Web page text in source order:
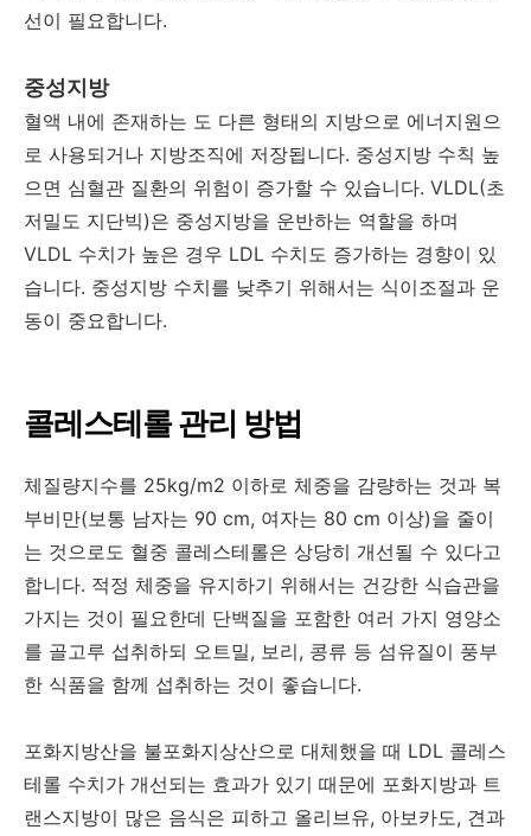
선이 필요합니다.
중성지방
혈액 내에 존재하는 도 다른 형태의 지방으로 에너지원으
로 사용되거나 지방조직에 저장됩니다. 중성지방 수칙 높
으면 심혈관 질환의 위험이 증가할 수 있습니다. VLDL(초
저밀도 지단빅)은 중성지방을 운반하는 역할을 하며
VLDL 수치가 높은 경우 LDL 수치도 증가하는 경향이 있
습니다. 중성지방 수치를 낮추기 위해서는 식이조절과 운
동이 중요합니다.
콜레스테롤 관리 방법
체질량지수를 25kg/m2 이하로 체중을 감량하는 것과 복
부비만(보통 남자는 90 cm, 여자는 80 cm 이상)을 줄이
는 것으로도 혈중 콜레스테롤은 상당히 개선될 수 있다고
합니다. 적정 체중을 유지하기 위해서는 건강한 식습관을
가지는 것이 필요한데 단백질을 포함한 여러 가지 영양소
를 골고루 섭취하되 오트밀, 보리, 콩류 등 섬유질이 풍부
한 식품을 함께 섭취하는 것이 좋습니다.
포화지방산을 불포화지상산으로 대체했을 때 LDL 콜레스
테롤 수치가 개선되는 효과가 있기 때문에 포화지방과 트
랜스지방이 많은 음식은 피하고 올리브유, 아보카도, 견과